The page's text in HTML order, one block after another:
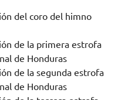
del coro del himno
de la primera estrofa
de Honduras
de la segunda estrofa
de Honduras